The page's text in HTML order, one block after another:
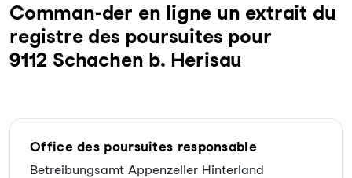
Com­man-der en li­gne un ex­trait du
re­gist­re des pour­sui­tes pour
9112 Schachen b. Herisau
Office des poursuites responsable
Betreibungsamt Appenzeller Hinterland